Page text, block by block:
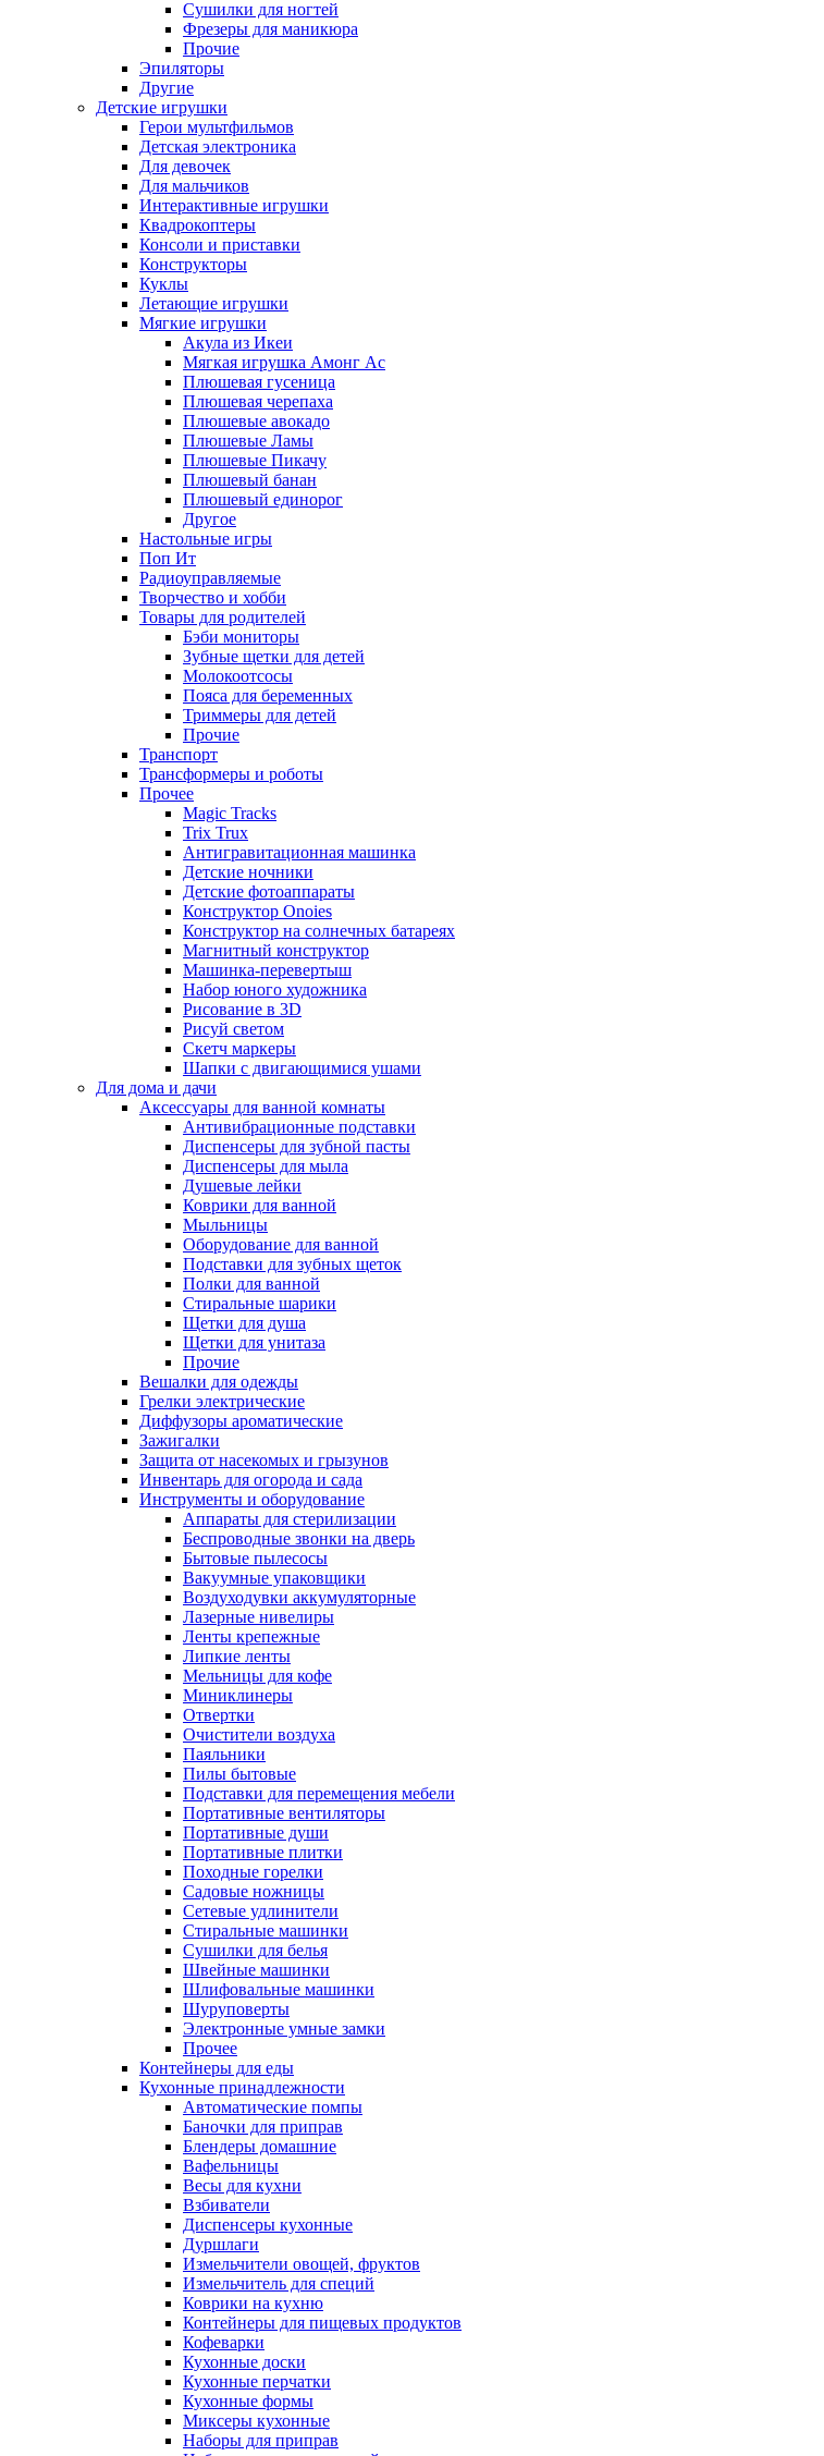
Сушилки для ногтей
Фрезеры для маникюра
Прочие
Эпиляторы
Другие
Детские игрушки
Герои мультфильмов
Детская электроника
Для девочек
Для мальчиков
Интерактивные игрушки
Квадрокоптеры
Консоли и приставки
Конструкторы
Куклы
Летающие игрушки
Мягкие игрушки
Акула из Икеи
Мягкая игрушка Амонг Ас
Плюшевая гусеница
Плюшевая черепаха
Плюшевые авокадо
Плюшевые Ламы
Плюшевые Пикачу
Плюшевый банан
Плюшевый единорог
Другое
Настольные игры
Поп Ит
Радиоуправляемые
Творчество и хобби
Товары для родителей
Бэби мониторы
Зубные щетки для детей
Молокоотсосы
Пояса для беременных
Триммеры для детей
Прочие
Транспорт
Трансформеры и роботы
Прочее
Magic Tracks
Trix Trux
Антигравитационная машинка
Детские ночники
Детские фотоаппараты
Конструктор Onoies
Конструктор на солнечных батареях
Магнитный конструктор
Машинка-перевертыш
Набор юного художника
Рисование в 3D
Рисуй светом
Скетч маркеры
Шапки с двигающимися ушами
Для дома и дачи
Аксессуары для ванной комнаты
Антивибрационные подставки
Диспенсеры для зубной пасты
Диспенсеры для мыла
Душевые лейки
Коврики для ванной
Мыльницы
Оборудование для ванной
Подставки для зубных щеток
Полки для ванной
Стиральные шарики
Щетки для душа
Щетки для унитаза
Прочие
Вешалки для одежды
Грелки электрические
Диффузоры ароматические
Зажигалки
Защита от насекомых и грызунов
Инвентарь для огорода и сада
Инструменты и оборудование
Аппараты для стерилизации
Беспроводные звонки на дверь
Бытовые пылесосы
Вакуумные упаковщики
Воздуходувки аккумуляторные
Лазерные нивелиры
Ленты крепежные
Липкие ленты
Мельницы для кофе
Миниклинеры
Отвертки
Очистители воздуха
Паяльники
Пилы бытовые
Подставки для перемещения мебели
Портативные вентиляторы
Портативные души
Портативные плитки
Походные горелки
Садовые ножницы
Сетевые удлинители
Стиральные машинки
Сушилки для белья
Швейные машинки
Шлифовальные машинки
Шуруповерты
Электронные умные замки
Прочее
Контейнеры для еды
Кухонные принадлежности
Автоматические помпы
Баночки для приправ
Блендеры домашние
Вафельницы
Весы для кухни
Взбиватели
Диспенсеры кухонные
Дуршлаги
Измельчители овощей, фруктов
Измельчитель для специй
Коврики на кухню
Контейнеры для пищевых продуктов
Кофеварки
Кухонные доски
Кухонные перчатки
Кухонные формы
Миксеры кухонные
Наборы для приправ